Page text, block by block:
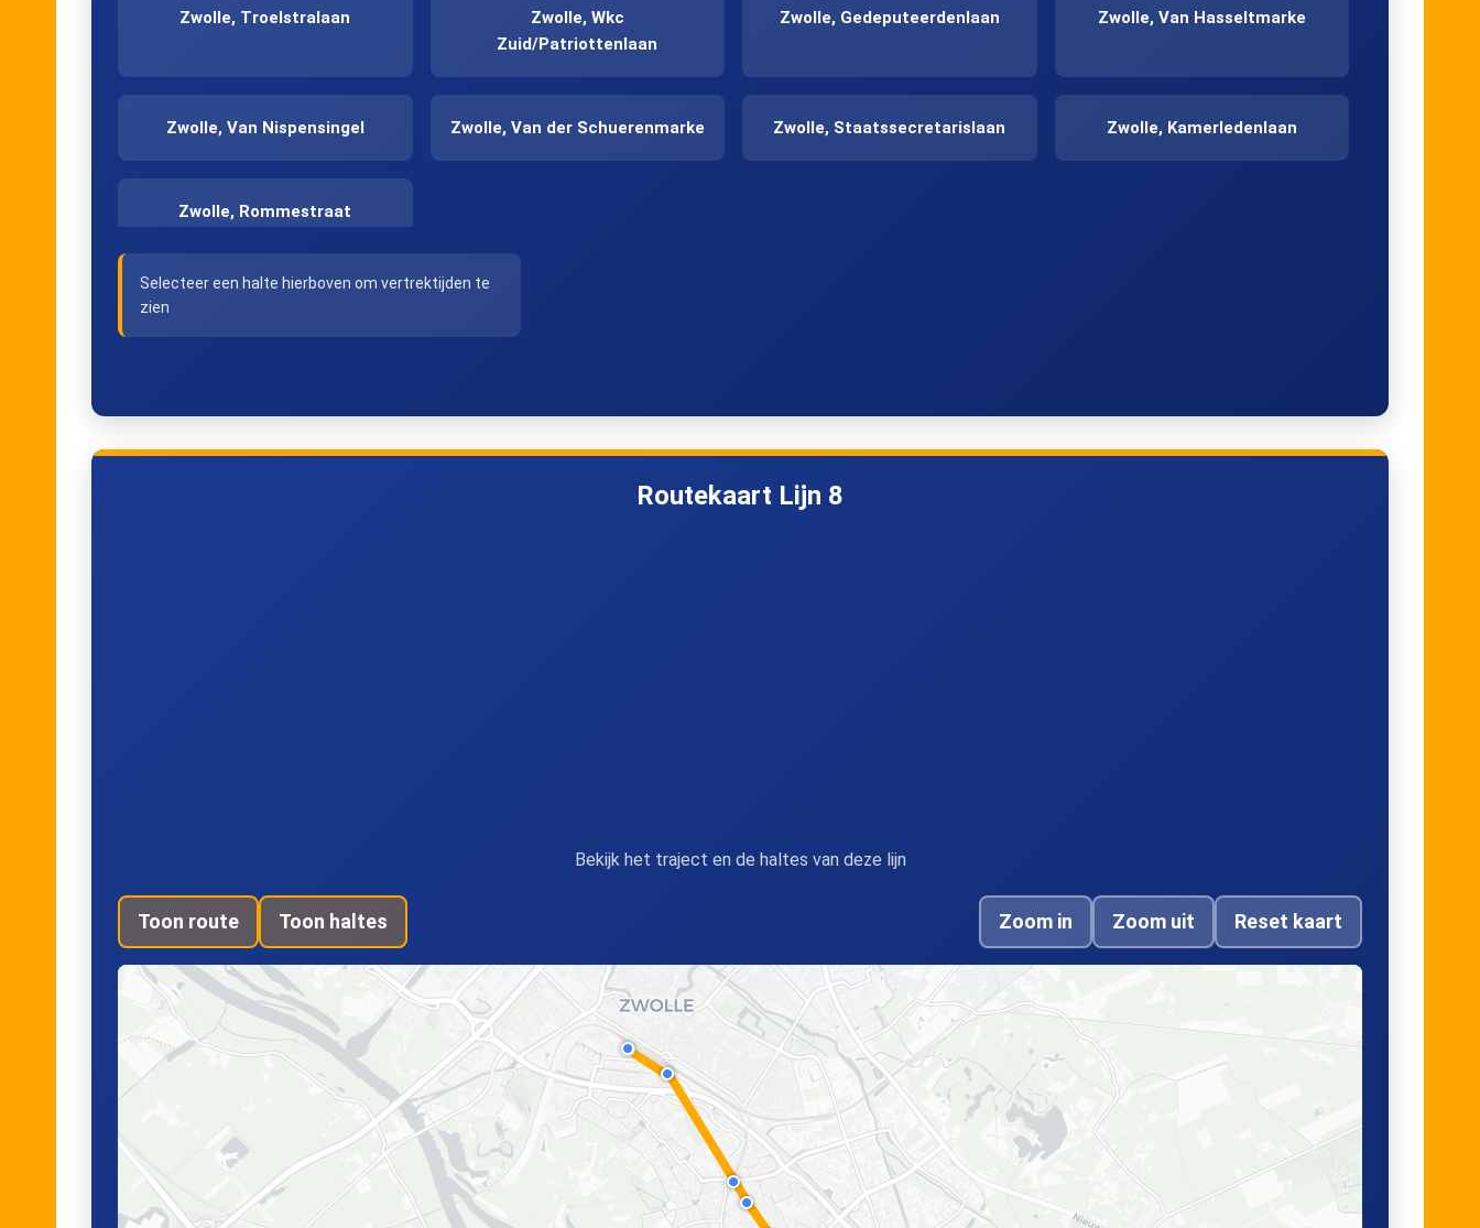
Zwolle, Troelstralaan
Zwolle, Wkc
Zuid/Patriottenlaan
Zwolle, Gedeputeerdenlaan Zwolle, Van Hasseltmarke
Zwolle, Van Nispensingel Zwolle, Van der Schuerenmarke Zwolle, Staatssecretarislaan Zwolle, Kamerledenlaan
Zwolle, Rommestraat
Selecteer een halte hierboven om vertrektijden te
zien
Routekaart Lijn 8
Bekijk het traject en de haltes van deze lijn
Toon route Toon haltes Zoom in Zoom uit Reset kaart